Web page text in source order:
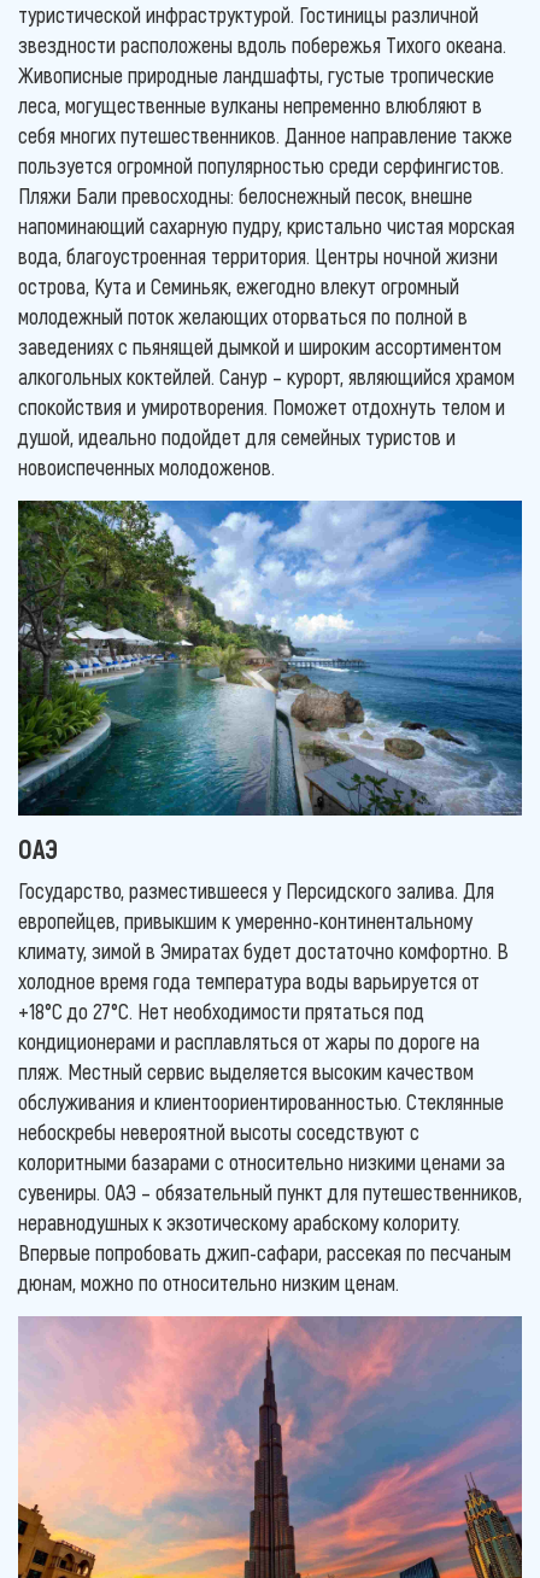
туристической инфраструктурой. Гостиницы различной
звездности расположены вдоль побережья Тихого океана.
Живописные природные ландшафты, густые тропические
леса, могущественные вулканы непременно влюбляют в
себя многих путешественников. Данное направление также
пользуется огромной популярностью среди серфингистов.
Пляжи Бали превосходны: белоснежный песок, внешне
напоминающий сахарную пудру, кристально чистая морская
вода, благоустроенная территория. Центры ночной жизни
острова, Кута и Семиньяк, ежегодно влекут огромный
молодежный поток желающих оторваться по полной в
заведениях с пьянящей дымкой и широким ассортиментом
алкогольных коктейлей. Санур – курорт, являющийся храмом
спокойствия и умиротворения. Поможет отдохнуть телом и
душой, идеально подойдет для семейных туристов и
новоиспеченных молодоженов.
ОАЭ
Государство, разместившееся у Персидского залива. Для
европейцев, привыкшим к умеренно-континентальному
климату, зимой в Эмиратах будет достаточно комфортно. В
холодное время года температура воды варьируется от
+18°С до 27°С. Нет необходимости прятаться под
кондиционерами и расплавляться от жары по дороге на
пляж. Местный сервис выделяется высоким качеством
обслуживания и клиентоориентированностью. Стеклянные
небоскребы невероятной высоты соседствуют с
колоритными базарами с относительно низкими ценами за
сувениры. ОАЭ – обязательный пункт для путешественников,
неравнодушных к экзотическому арабскому колориту.
Впервые попробовать джип-сафари, рассекая по песчаным
дюнам, можно по относительно низким ценам.